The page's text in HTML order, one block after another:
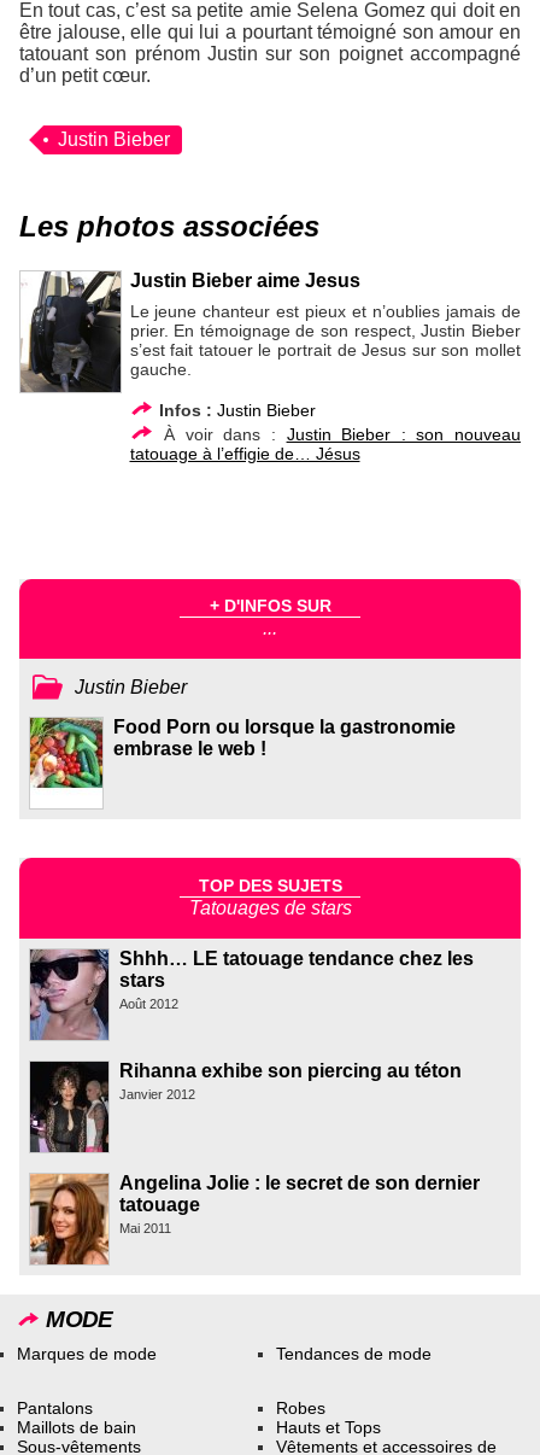
En tout cas, c’est sa petite amie Selena Gomez qui doit en
être jalouse, elle qui lui a pourtant témoigné son amour en
tatouant son prénom Justin sur son poignet accompagné
d’un petit cœur.
Justin Bieber
Les photos associées
Justin Bieber aime Jesus
Le jeune chanteur est pieux et n’oublies jamais de
prier. En témoignage de son respect, Justin Bieber
s’est fait tatouer le portrait de Jesus sur son mollet
gauche.
Infos : Justin Bieber
À voir dans : Justin Bieber : son nouveau
tatouage à l’effigie de… Jésus
+ D'INFOS SUR
...
Justin Bieber
Food Porn ou lorsque la gastronomie
embrase le web !
TOP DES SUJETS
Tatouages de stars
Shhh… LE tatouage tendance chez les
stars
Août 2012
Rihanna exhibe son piercing au téton
Janvier 2012
Angelina Jolie : le secret de son dernier
tatouage
Mai 2011
MODE
Marques de mode Tendances de mode
Pantalons
Maillots de bain
Sous-vêtements
Robes
Hauts et Tops
Vêtements et accessoires de